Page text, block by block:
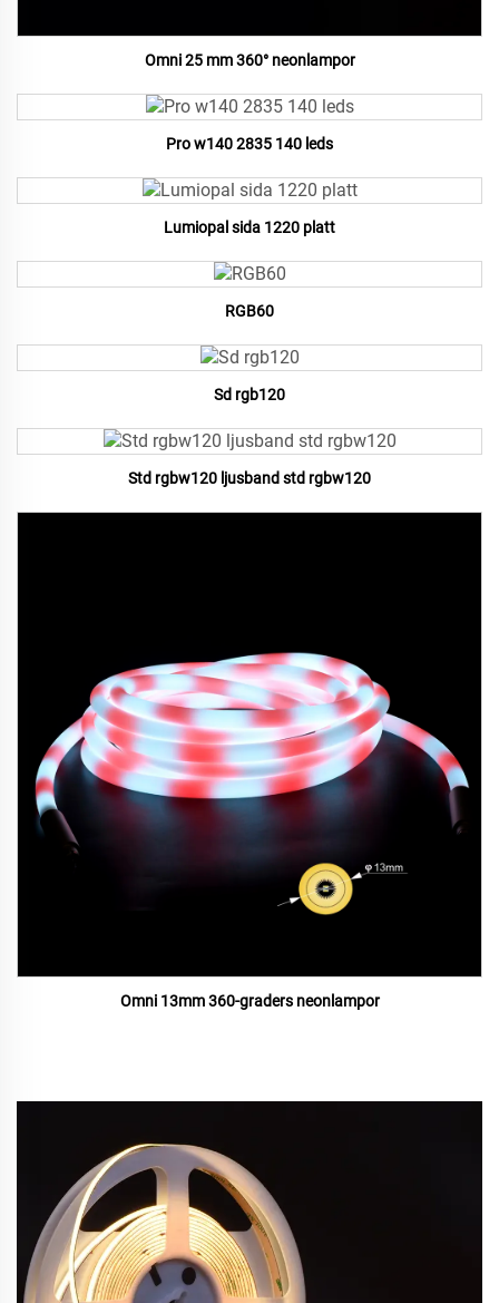
Omni 25 mm 360° neonlampor
Pro w140 2835 140 leds
Lumiopal sida 1220 platt
RGB60
Sd rgb120
Std rgbw120 ljusband std rgbw120
Omni 13mm 360-graders neonlampor